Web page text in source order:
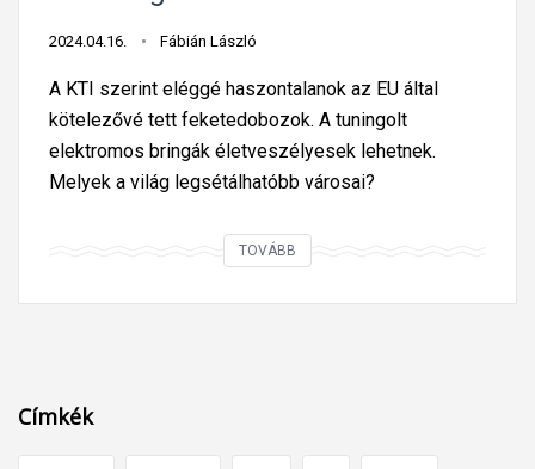
2024.04.16. Fábián László
A KTI szerint eléggé haszontalanok az EU által
kötelezővé tett feketedobozok. A tuningolt
elektromos bringák életveszélyesek lehetnek.
Melyek a világ legsétálhatóbb városai?
TOVÁBB
Címkék